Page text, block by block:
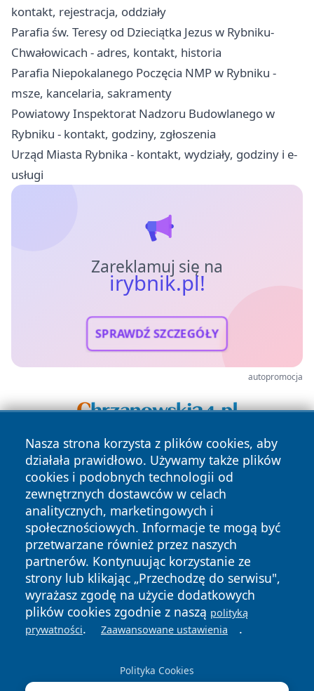
kontakt, rejestracja, oddziały
Parafia św. Teresy od Dzieciątka Jezus w Rybniku-
Chwałowicach - adres, kontakt, historia
Parafia Niepokalanego Poczęcia NMP w Rybniku -
msze, kancelaria, sakramenty
Powiatowy Inspektorat Nadzoru Budowlanego w
Rybniku - kontakt, godziny, zgłoszenia
Urząd Miasta Rybnika - kontakt, wydziały, godziny i e-
usługi
Zareklamuj się na
irybnik.pl!
SPRAWDŹ SZCZEGÓŁY
autopromocja
Nasza strona korzysta z plików cookies, aby
działała prawidłowo. Używamy także plików
cookies i podobnych technologii od
zewnętrznych dostawców w celach
analitycznych, marketingowych i
społecznościowych. Informacje te mogą być
przetwarzane również przez naszych
partnerów. Kontynuując korzystanie ze
strony lub klikając „Przechodzę do serwisu",
wyrażasz zgodę na użycie dodatkowych
plików cookies zgodnie z naszą polityką
prywatności. Zaawansowane ustawienia .
Polityka Cookies
Copyright © 2026 irybnik.pl Wszystkie prawa zastrzeżone.
News Autorzy
Polityka
Prywatności
Polityka
Cookies